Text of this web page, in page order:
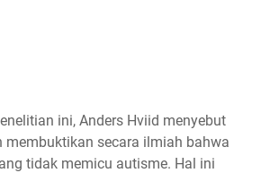
ini, Anders Hviid menyebut
membuktikan secara ilmiah bahwa
tidak memicu autisme. Hal ini